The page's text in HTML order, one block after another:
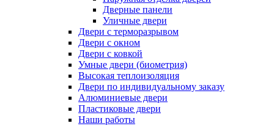
Дверные панели
Уличные двери
Двери с терморазрывом
Двери с окном
Двери с ковкой
Умные двери (биометрия)
Высокая теплоизоляция
Двери по индивидуальному заказу
Алюминиевые двери
Пластиковые двери
Наши работы